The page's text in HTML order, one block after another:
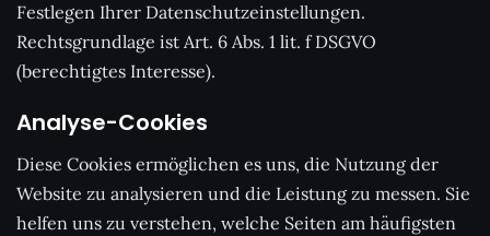
Festlegen Ihrer Datenschutzeinstellungen.
Rechtsgrundlage ist Art. 6 Abs. 1 lit. f DSGVO
(berechtigtes Interesse).
Analyse-Cookies
Diese Cookies ermöglichen es uns, die Nutzung der
Website zu analysieren und die Leistung zu messen. Sie
helfen uns zu verstehen, welche Seiten am häufigsten